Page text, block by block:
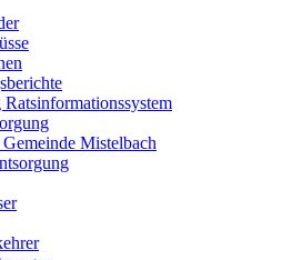
Ratsinformationssystem
Mistelbach